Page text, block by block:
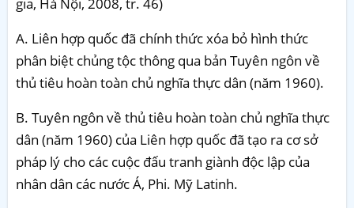
A. Liên hợp quốc đã chính thức xóa bỏ hình thức
phân biệt chủng tộc thông qua bản Tuyên ngôn về
thủ tiêu hoàn toàn chủ nghĩa thực dân (năm 1960).
B. Tuyên ngôn về thủ tiêu hoàn toàn chủ nghĩa thực
dân (năm 1960) của Liên hợp quốc đã tạo ra cơ sở
pháp lý cho các cuộc đấu tranh giành độc lập của
nhân dân các nước Á, Phi. Mỹ Latinh.